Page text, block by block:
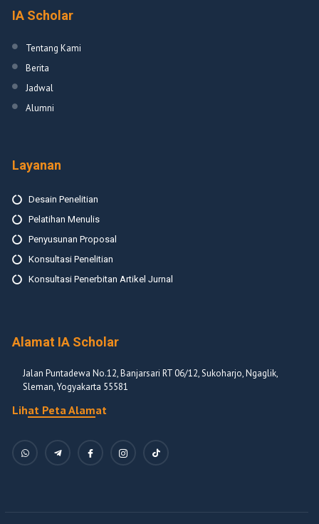
IA Scholar
Tentang Kami
Berita
Jadwal
Alumni
Layanan
Desain Penelitian
Pelatihan Menulis
Penyusunan Proposal
Konsultasi Penelitian
Konsultasi Penerbitan Artikel Jurnal
Alamat IA Scholar
Jalan Puntadewa No.12, Banjarsari RT 06/12, Sukoharjo, Ngaglik,
Sleman, Yogyakarta 55581
Lihat Peta Alamat